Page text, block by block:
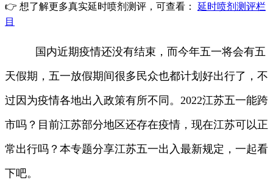
👉 想了解更多真实延时喷剂测评，可查看： 延时喷剂测评栏
目
国内近期疫情还没有结束，而今年五一将会有五
天假期，五一放假期间很多民众也都计划好出行了，不
过因为疫情各地出入政策有所不同。2022江苏五一能跨
市吗？目前江苏部分地区还存在疫情，现在江苏可以正
常出行吗？本专题分享江苏五一出入最新规定，一起看
下吧。